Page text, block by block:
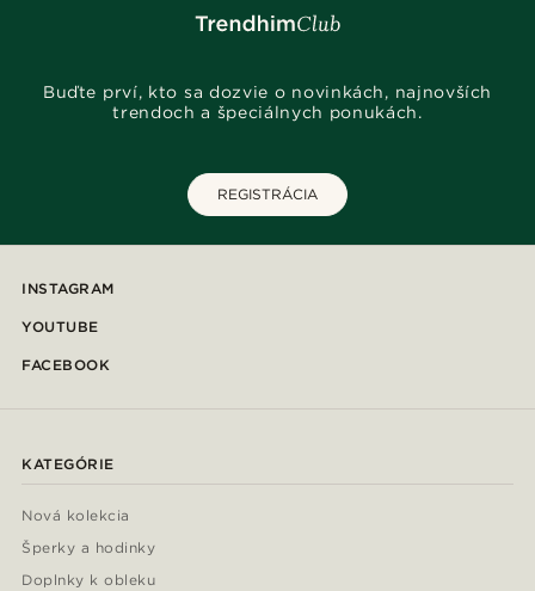
Buďte prví, kto sa dozvie o novinkách, najnovších
trendoch a špeciálnych ponukách.
REGISTRÁCIA
INSTAGRAM
YOUTUBE
FACEBOOK
KATEGÓRIE
Nová kolekcia
Šperky a hodinky
Doplnky k obleku